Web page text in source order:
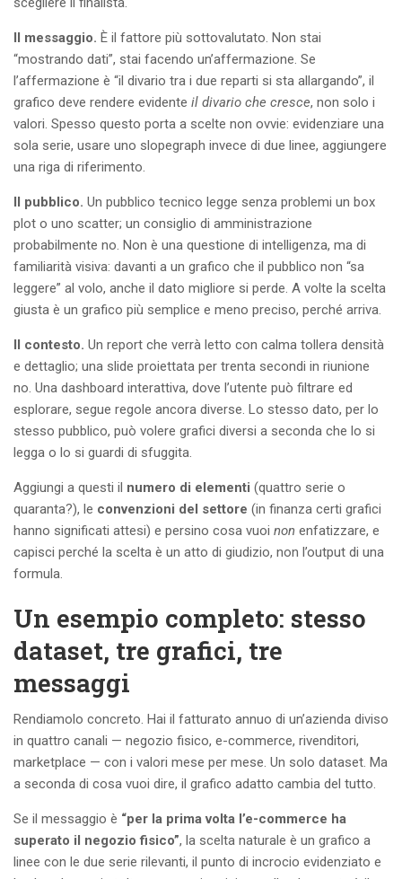
Il messaggio. È il fattore più sottovalutato. Non stai
“mostrando dati”, stai facendo un’affermazione. Se
l’affermazione è “il divario tra i due reparti si sta allargando”, il
grafico deve rendere evidente il divario che cresce, non solo i
valori. Spesso questo porta a scelte non ovvie: evidenziare una
sola serie, usare uno slopegraph invece di due linee, aggiungere
una riga di riferimento.
Il pubblico. Un pubblico tecnico legge senza problemi un box
plot o uno scatter; un consiglio di amministrazione
probabilmente no. Non è una questione di intelligenza, ma di
familiarità visiva: davanti a un grafico che il pubblico non “sa
leggere” al volo, anche il dato migliore si perde. A volte la scelta
giusta è un grafico più semplice e meno preciso, perché arriva.
Il contesto. Un report che verrà letto con calma tollera densità
e dettaglio; una slide proiettata per trenta secondi in riunione
no. Una dashboard interattiva, dove l’utente può filtrare ed
esplorare, segue regole ancora diverse. Lo stesso dato, per lo
stesso pubblico, può volere grafici diversi a seconda che lo si
legga o lo si guardi di sfuggita.
Aggiungi a questi il numero di elementi (quattro serie o
quaranta?), le convenzioni del settore (in finanza certi grafici
hanno significati attesi) e persino cosa vuoi non enfatizzare, e
capisci perché la scelta è un atto di giudizio, non l’output di una
formula.
Un esempio completo: stesso
dataset, tre grafici, tre
messaggi
Rendiamolo concreto. Hai il fatturato annuo di un’azienda diviso
in quattro canali — negozio fisico, e-commerce, rivenditori,
marketplace — con i valori mese per mese. Un solo dataset. Ma
a seconda di cosa vuoi dire, il grafico adatto cambia del tutto.
Se il messaggio è “per la prima volta l’e-commerce ha
superato il negozio fisico”, la scelta naturale è un grafico a
linee con le due serie rilevanti, il punto di incrocio evidenziato e